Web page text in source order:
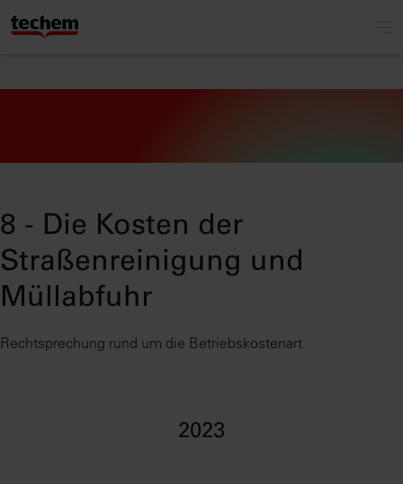
8 - Die Kosten der
Straßenreinigung und
Müllabfuhr
Rechtsprechung rund um die Betriebskostenart
2023